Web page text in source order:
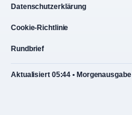
Datenschutzerklärung
Cookie-Richtlinie
Rundbrief
Aktualisiert 05:44 •